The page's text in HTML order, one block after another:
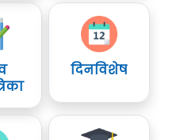
दिनविशेष